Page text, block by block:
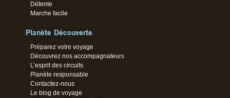
Détente
Marche facile
Planète Découverte
Préparez votre voyage
Découvrez nos accompagnateurs
L’esprit des circuits
Planète responsable
Contactez-nous
Le blog de voyage